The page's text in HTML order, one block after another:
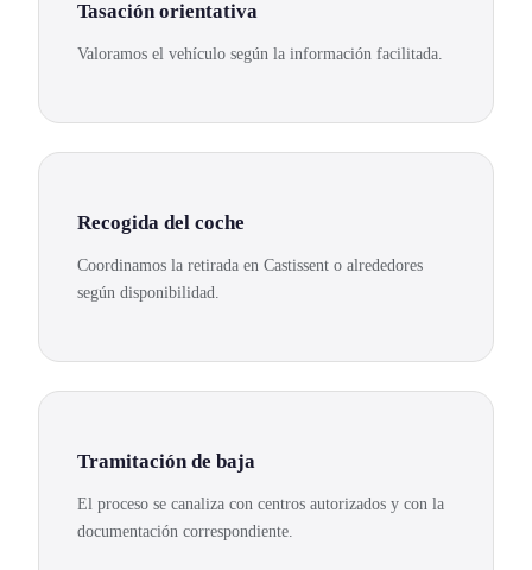
Tasación orientativa
Valoramos el vehículo según la información facilitada.
Recogida del coche
Coordinamos la retirada en Castissent o alrededores
según disponibilidad.
Tramitación de baja
El proceso se canaliza con centros autorizados y con la
documentación correspondiente.